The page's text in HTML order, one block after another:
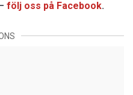
följ oss på Facebook.